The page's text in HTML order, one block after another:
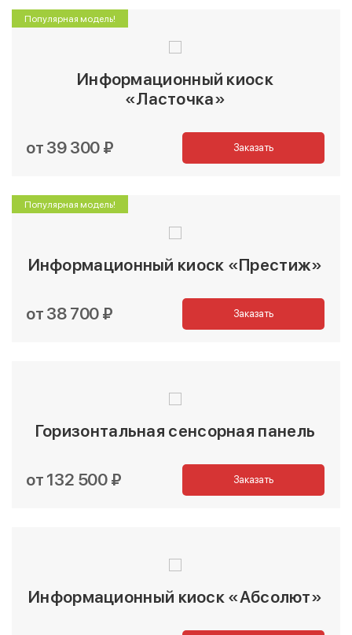
Популярная модель!
Информационный киоск
«Ласточка»
от 39 300 ₽ Заказать
Популярная модель!
Информационный киоск «Престиж»
от 38 700 ₽ Заказать
Горизонтальная сенсорная панель
от 132 500 ₽ Заказать
Информационный киоск «Абсолют»